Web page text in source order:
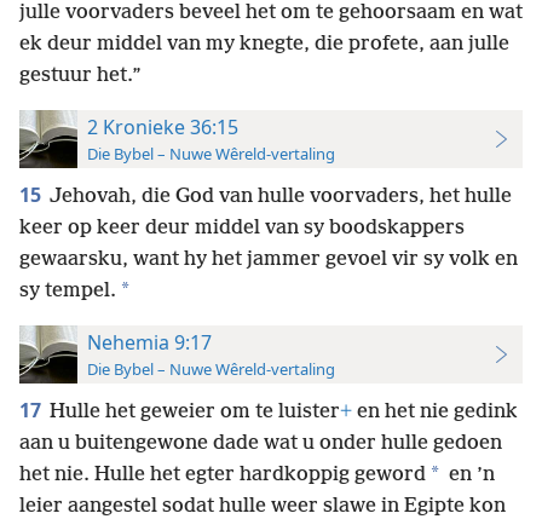
julle voorvaders beveel het om te gehoorsaam en wat
ek deur middel van my knegte, die profete, aan julle
gestuur het.”
2 Kronieke 36:15
Die Bybel – Nuwe Wêreld-vertaling
15 Jehovah, die God van hulle voorvaders, het hulle
keer op keer deur middel van sy boodskappers
gewaarsku, want hy het jammer gevoel vir sy volk en
sy tempel. *
Nehemia 9:17
Die Bybel – Nuwe Wêreld-vertaling
17 Hulle het geweier om te luister+ en het nie gedink
aan u buitengewone dade wat u onder hulle gedoen
het nie. Hulle het egter hardkoppig geword * en ’n
leier aangestel sodat hulle weer slawe in Egipte kon